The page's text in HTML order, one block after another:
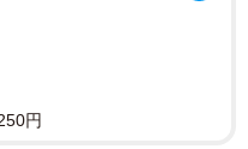
さん提供）
を展示することで、未来
ます。これはそれに当た
だと思います」「学芸員
円